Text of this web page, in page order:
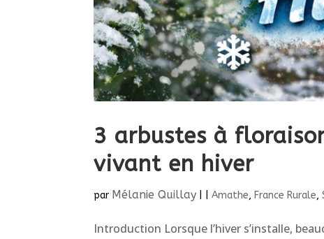
3 arbustes à
vivant en hiver
par Mélanie Quillay |Amathe, France Rurale,
Introduction Lorsque l’hiver s’installe,